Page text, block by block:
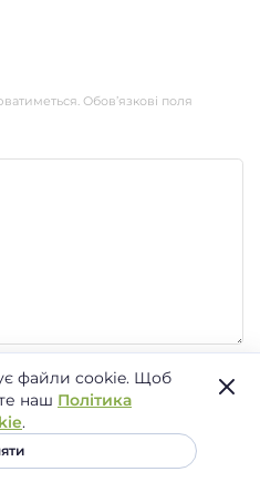
Обов’язкові поля
файли cookie. Щоб
наш Політика
.